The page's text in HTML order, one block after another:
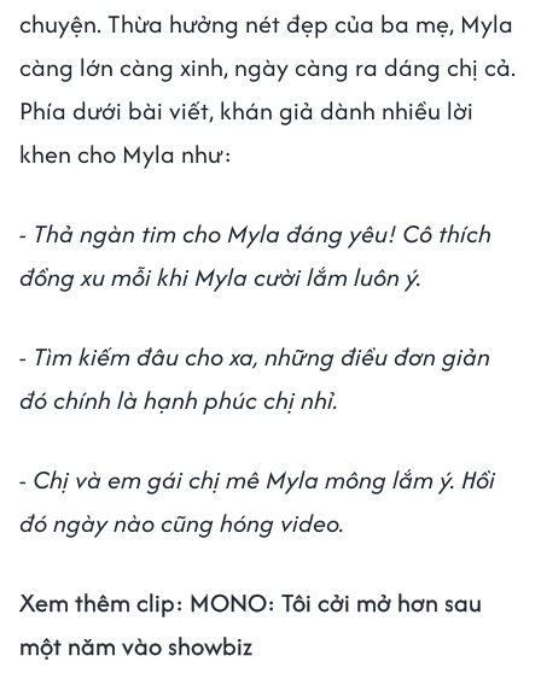
chuyện. Thừa hưởng nét đẹp của ba mẹ, Myla
càng lớn càng xinh, ngày càng ra dáng chị cả.
Phía dưới bài viết, khán giả dành nhiều lời
khen cho Myla như:
- Thả ngàn tim cho Myla đáng yêu! Cô thích
đồng xu mỗi khi Myla cười lắm luôn ý.
- Tìm kiếm đâu cho xa, những điều đơn giản
đó chính là hạnh phúc chị nhỉ.
- Chị và em gái chị mê Myla mông lắm ý. Hồi
đó ngày nào cũng hóng video.
Xem thêm clip: MONO: Tôi cởi mở hơn sau
một năm vào showbiz